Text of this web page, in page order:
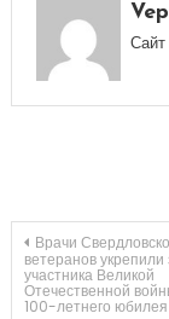
Сайт
по
Врачи
ветеранов укрепили
участника Великой
Отечественной
100-летнего юбилея